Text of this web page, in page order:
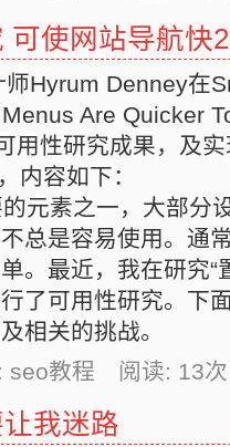
可使网站导航快
Hyrum Denney在
Are Quicker
用性研究成果，及
内容如下：
元素之一，大部分
总是容易使用。通
。最近，我在研究“
了可用性研究。下
相关的挑战。
seo教程 阅读: 13
我迷路